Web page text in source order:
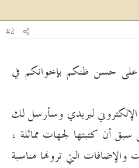
#2
على حسن ظنكم بإخوانكم في
لبريدي وسأرسل لك
أن كتبتها لجهات مماثلة ،
والإضافات التي ترونها مناسبة